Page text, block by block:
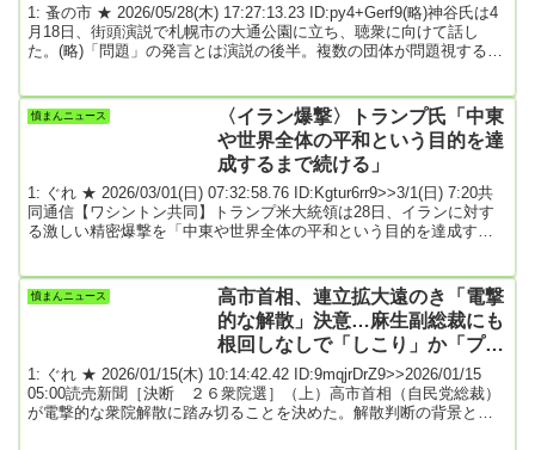
1: 蚤の市 ★ 2026/05/28(木) 17:27:13.23 ID:py4+Gerf9(略)神谷氏は4
月18日、街頭演説で札幌市の大通公園に立ち、聴衆に向けて話し
た。(略)「問題」の発言とは演説の後半。複数の団体が問題視する発
業を止めてくれですよ。北海道だったら、どんどん廃線になる鉄道
を何とかしてくれですよ」「そういったところに予算を投じない
と、何のために先人が北海道...
憤まんニュース
〈イラン爆撃〉トランプ氏「中東
や世界全体の平和という目的を達
成するまで続ける」
1: ぐれ ★ 2026/03/01(日) 07:32:58.76 ID:Kgtur6rr9>>3/1(日) 7:20共
同通信【ワシントン共同】トランプ米大統領は28日、イランに対す
る激しい精密爆撃を「中東や世界全体の平和という目的を達成する
2026/03/01(日) 07:33:59.03 ID:9Od0TJKy0これが結びつくとは思え
んが4: 名無しどんぶらこ 2...
憤まんニュース
高市首相、連立拡大遠のき「電撃
的な解散」決意…麻生副総裁にも
根回しなしで「しこり」か「プラ
ス」か ★2
1: ぐれ ★ 2026/01/15(木) 10:14:42.42 ID:9mqjrDrZ9>>2026/01/15
05:00読売新聞［決断 ２６衆院選］（上）高市首相（自民党総裁）
が電撃的な衆院解散に踏み切ることを決めた。解散判断の背景と影